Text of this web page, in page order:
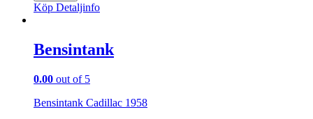
Köp Detaljinfo
Bensintank
0.00 out of 5
Bensintank Cadillac 1958